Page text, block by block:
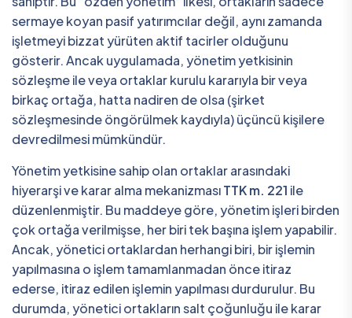
sermaye koyan pasif yatırımcılar değil, aynı zamanda
işletmeyi bizzat yürüten aktif tacirler olduğunu
gösterir. Ancak uygulamada, yönetim yetkisinin
sözleşme ile veya ortaklar kurulu kararıyla bir veya
birkaç ortağa, hatta nadiren de olsa (şirket
sözleşmesinde öngörülmek kaydıyla) üçüncü kişilere
devredilmesi mümkündür.
Yönetim yetkisine sahip olan ortaklar arasındaki
hiyerarşi ve karar alma mekanizmasıTTK m. 221 ile
düzenlenmiştir. Bu maddeye göre, yönetim işleri birden
çok ortağa verilmişse, her biri tek başına işlem yapabilir.
Ancak, yönetici ortaklardan herhangi biri, bir işlemin
yapılmasına o işlem tamamlanmadan önce itiraz
ederse, itiraz edilen işlemin yapılması durdurulur. Bu
durumda, yönetici ortakların salt çoğunluğu ile karar